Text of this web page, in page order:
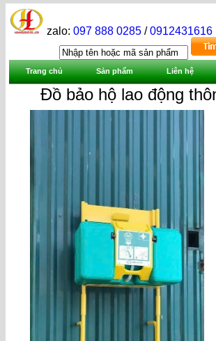
zalo:097 888 0285 /0912431616
Trang chủ Sản phẩm Liên hệ
Đồ bảo hộ lao động